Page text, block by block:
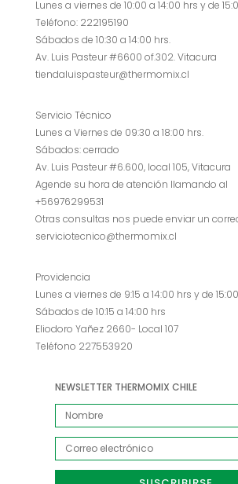
Lunes a viernes de 10:00 a 14:00 hrs y de
Teléfono: 222195190
Sábados de 10:30 a 14:00 hrs.
Av. Luis Pasteur #6600 of.302. Vitacura
tiendaluispasteur@thermomix.cl
Servicio Técnico
Lunes a Viernes de 09:30 a 18:00 hrs.
Sábados: cerrado
Av. Luis Pasteur #6.600, local 105, Vitacura
Agende su hora de atención llamando al
+56976299531
Otras consultas nos puede enviar un
serviciotecnico@thermomix.cl
Providencia
Lunes a viernes de 9:15 a 14:00 hrs y de
Sábados de 10:15 a 14:00 hrs
Eliodoro Yañez 2660- Local 107
Teléfono 227553920
NEWSLETTER THERMOMIX CHILE